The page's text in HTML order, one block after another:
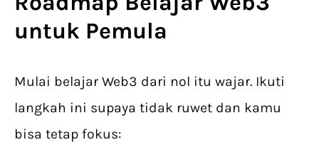
untuk Pemula
Mulai belajar Web3 dari nol itu wajar. Ikuti
langkah ini supaya tidak ruwet dan kamu
bisa tetap fokus: